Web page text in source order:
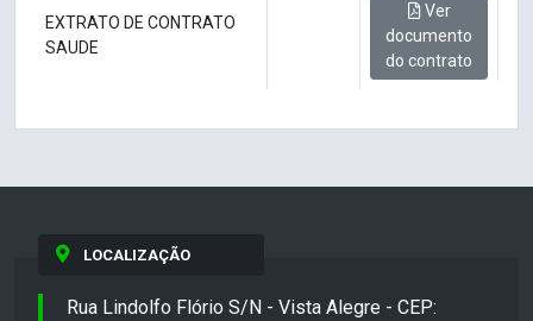
EXTRATO DE CONTRATO
SAUDE
Ver
documento
do contrato
LOCALIZAÇÃO
Rua Lindolfo Flório S/N - Vista Alegre - CEP: